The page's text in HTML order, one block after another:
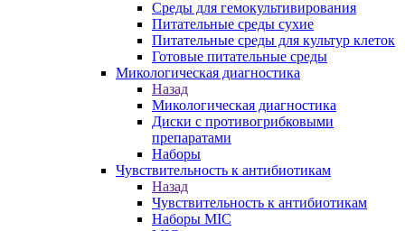
Среды для гемокультивирования
Питательные среды сухие
Питательные среды для культур клеток
Готовые питательные среды
Микологическая диагностика
Назад
Микологическая диагностика
Диски с противогрибковыми
препаратами
Наборы
Чувствительность к антибиотикам
Назад
Чувствительность к антибиотикам
Наборы MIC